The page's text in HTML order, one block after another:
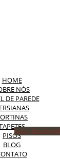
HOME
NÓS
DE PAREDE
PISOS
BLOG
Icon-facebook